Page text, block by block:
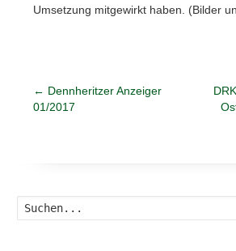
Umsetzung mitgewirkt haben. (Bilder
← Dennheritzer Anzeiger
01/2017